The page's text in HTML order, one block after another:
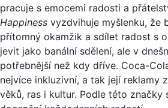
pracuje s emocemi radosti a
Happiness vyzdvihuje myšlenku, že
přítomný okamžik a sdílet radost s
jevit jako banální sdělení, ale v
potřebnější než kdy dříve. Coca-
nejvíce inkluzivní, a tak její reklamy
věků, ras i kultur. Podle této značky